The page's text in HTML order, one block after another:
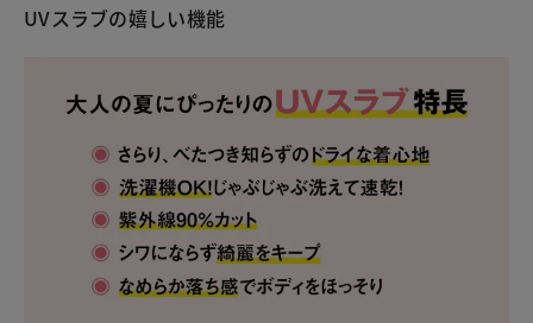
UVスラブの嬉しい機能